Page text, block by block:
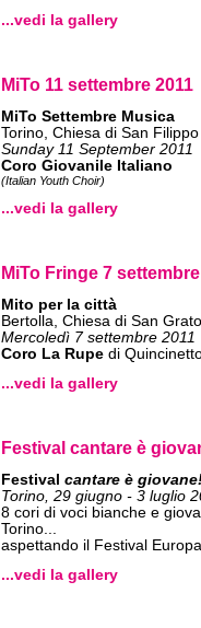
...vedi la gallery
MiTo 11 settembre 2011
MiTo Settembre Musica
Torino, Chiesa di San
Sunday 11 September 2011
Coro Giovanile Italiano
(Italian Youth Choir)
...vedi la gallery
MiTo Fringe 7
Mito per la città
Bertolla, Chiesa di San Grato
Mercoledì 7 settembre 2011
Coro La Rupe di
...vedi la gallery
Festival cantare è
Festival cantare è
Torino, 29 giugno - 3 luglio
8 cori di voci bianche e
Torino...
aspettando il Festival
...vedi la gallery